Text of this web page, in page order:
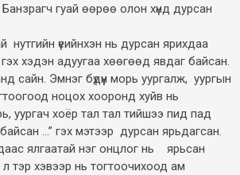
гуай өөрөө олон хүнд дурсан
нутгийн үеийнхэн нь дурсан ярихдаа
хэдэн адуугаа хөөгөөд явдаг байсан.
сайн. Эмнэг бүдүүн морь уургалж, уургын
ноцох хооронд хуйв нь
уургач хоёр тал тал тийшээ пид пад
...” гэх мэтээр дурсан ярьдагсан.
ялгаатай нэг онцлог нь ярьсан
л тэр хэвээр нь тогтоочихоод ам